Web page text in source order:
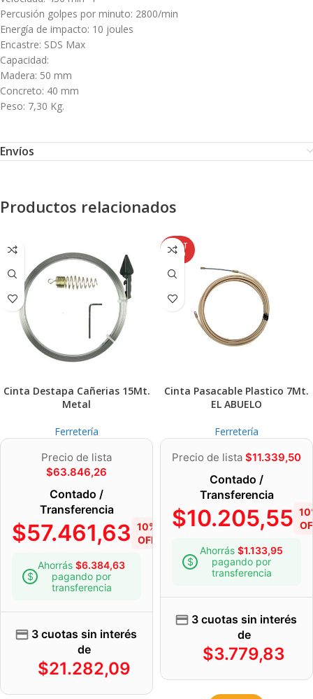
Percusión golpes por minuto: 2800/min
Energía de impacto: 10 joules
Encastre: SDS Max
Capacidad:
Madera: 50 mm
Concreto: 40 mm
Peso: 7,30 Kg.
Envíos
Productos relacionados
Cinta Destapa Cañerias 15Mt.
Metal
Ferretería
Precio de lista
$63.846,26
Contado /
Transferencia
$57.461,63 10%
OFF
Ahorrás $6.384,63
pagando por
transferencia
3 cuotas sin interés
de
$21.282,09
AGOT
ADO
Cinta Pasacable Plastico 7Mt.
EL ABUELO
Ferretería
Precio de lista $11.339,50
Contado /
Transferencia
$10.205,55
Ahorrás $1.133,95
pagando por
transferencia
3 cuotas sin interés
de
$3.779,83